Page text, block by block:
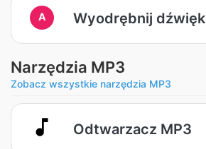
A Wyodrębnij dźwięk
Narzędzia MP3
Zobacz wszystkie narzędzia MP3
Odtwarzacz MP3